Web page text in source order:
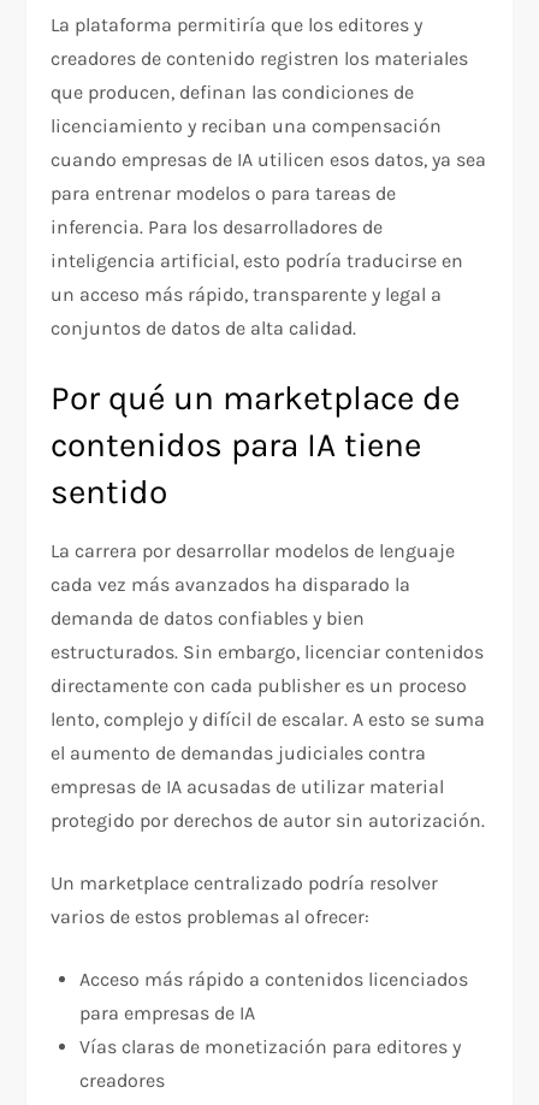
La plataforma permitiría que los editores y
creadores de contenido registren los materiales
que producen, definan las condiciones de
licenciamiento y reciban una compensación
cuando empresas de IA utilicen esos datos, ya sea
para entrenar modelos o para tareas de
inferencia. Para los desarrolladores de
inteligencia artificial, esto podría traducirse en
un acceso más rápido, transparente y legal a
conjuntos de datos de alta calidad.
Por qué un marketplace de
contenidos para IA tiene
sentido
La carrera por desarrollar modelos de lenguaje
cada vez más avanzados ha disparado la
demanda de datos confiables y bien
estructurados. Sin embargo, licenciar contenidos
directamente con cada publisher es un proceso
lento, complejo y difícil de escalar. A esto se suma
el aumento de demandas judiciales contra
empresas de IA acusadas de utilizar material
protegido por derechos de autor sin autorización.
Un marketplace centralizado podría resolver
varios de estos problemas al ofrecer:
Acceso más rápido a contenidos licenciados
para empresas de IA
Vías claras de monetización para editores y
creadores